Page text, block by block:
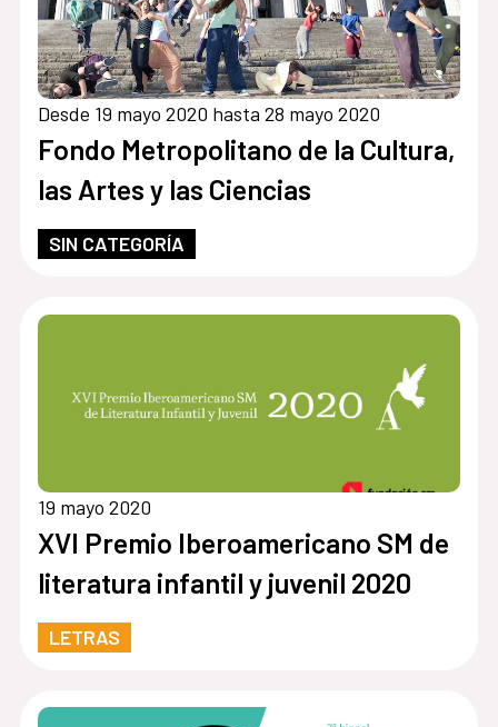
Desde 19 mayo 2020 hasta 28 mayo 2020
Fondo Metropolitano de la Cultura,
las Artes y las Ciencias
SIN CATEGORÍA
19 mayo 2020
XVI Premio Iberoamericano SM de
literatura infantil y juvenil 2020
LETRAS